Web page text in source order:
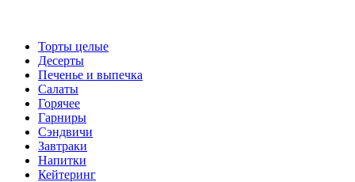
Торты целые
Десерты
Печенье и выпечка
Салаты
Горячее
Гарниры
Сэндвичи
Завтраки
Напитки
Кейтеринг